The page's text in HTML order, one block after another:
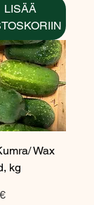
LISÄÄ
Wax
kg